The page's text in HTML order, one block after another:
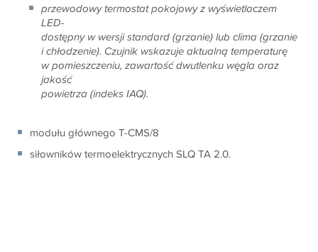
przewodowy termostat pokojowy z wyświetlaczem
LED-
dostępny w wersji standard (grzanie) lub clima (grzanie
i chłodzenie). Czujnik wskazuje aktualną temperaturę
w pomieszczeniu, zawartość dwutlenku węgla oraz
jakość
powietrza (indeks IAQ).
modułu głównego T-CMS/8
siłowników termoelektrycznych SLQ TA 2.0.